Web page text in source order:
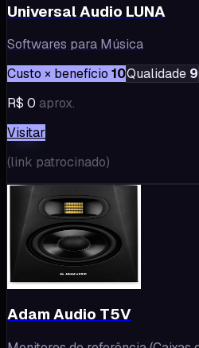
Universal Audio LUNA
Softwares para Música
Custo × benefício 10Qualidade 9
R$ 0 aprox.
Visitar
(link patrocinado)
Adam Audio T5V